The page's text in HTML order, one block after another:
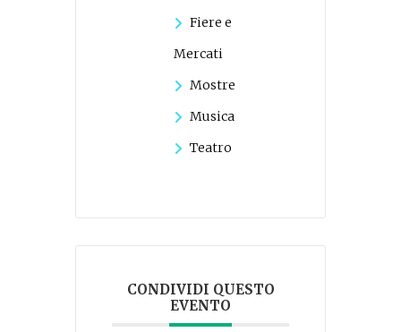
Fiere e
Mercati
Mostre
Musica
Teatro
CONDIVIDI QUESTO
EVENTO